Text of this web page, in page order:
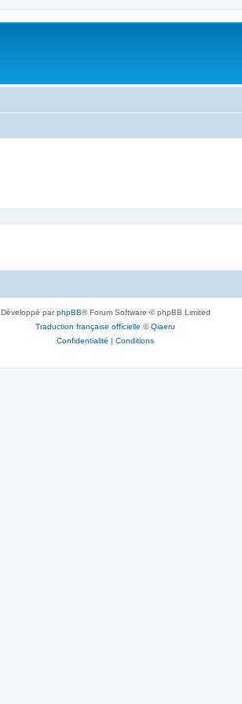
Développé parphpBB® Forum Software © phpBB Limited
Traduction française officielle ©Qiaeru
Confidentialité | Conditions